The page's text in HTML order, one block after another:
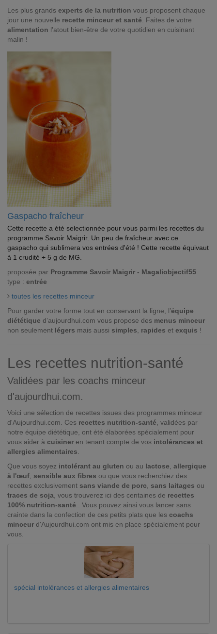
Les plus grands experts de la nutrition vous proposent chaque
jour une nouvelle recette minceur et santé . Faites de votre
alimentation l'atout bien-être de votre quotidien en cuisinant
malin !
Gaspacho fraîcheur
Cette recette a été selectionnée pour vous parmi les recettes du
programme Savoir Maigrir. Un peu de fraîcheur avec ce
gaspacho qui sublimera vos entrées d'été ! Cette recette équivaut
à 1 crudité + 5 g de MG.
proposée par Programme Savoir Maigrir - Magaliobjectif55
type : entrée
toutes les recettes minceur
Pour garder votre forme tout en conservant la ligne, l’équipe
diététique d’aujourdhui.com vous propose des menus minceur
non seulement légers mais aussi simples rapides et exquis !
Les recettes nutrition-santé
Validées par les coachs minceur
d'aujourdhui.com.
Voici une sélection de recettes issues des programmes minceur
d'Aujourdhui.com. Ces recettes nutrition-santé , validées par
notre équipe diététique, ont été élaborées spécialement pour
vous aider à cuisiner en tenant compte de vos intolérances et
allergies alimentaires
Que vous soyez intolérant au gluten ou au lactose allergique
à l'œuf sensible aux fibres ou que vous recherchiez des
recettes exclusivement sans viande de porc sans laitages ou
traces de soja , vous trouverez ici des centaines de recettes
100% nutrition-santé .. Vous pouvez ainsi vous lancer sans
crainte dans la confection de ces petits plats que les coachs
minceur d'Aujourdhui.com ont mis en place spécialement pour
vous.
spécial intolérances et allergies alimentaires